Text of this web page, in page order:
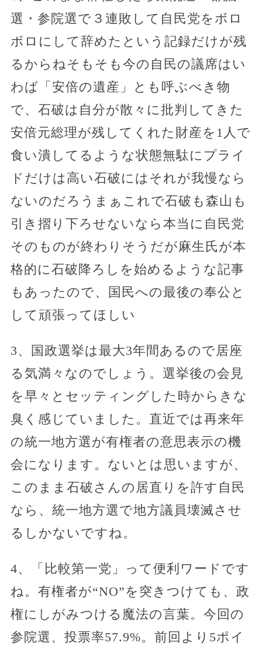
選・参院選で３連敗して自民党をボロ
ボロにして辞めたという記録だけが残
るからねそもそも今の自民の議席はい
わば「安倍の遺産」とも呼ぶべき物
で、石破は自分が散々に批判してきた
安倍元総理が残してくれた財産を1人で
食い潰してるような状態無駄にプライ
ドだけは高い石破にはそれが我慢なら
ないのだろうまぁこれで石破も森山も
引き摺り下ろせないなら本当に自民党
そのものが終わりそうだが麻生氏が本
格的に石破降ろしを始めるような記事
もあったので、国民への最後の奉公と
して頑張ってほしい
3、国政選挙は最大3年間あるので居座
る気満々なのでしょう。選挙後の会見
を早々とセッティングした時からきな
臭く感じていました。直近では再来年
の統一地方選が有権者の意思表示の機
会になります。ないとは思いますが、
このまま石破さんの居直りを許す自民
なら、統一地方選で地方議員壊滅させ
るしかないですね。
4、「比較第一党」って便利ワードです
ね。有権者が“NO”を突きつけても、政
権にしがみつける魔法の言葉。今回の
参院選、投票率57.9%。前回より5ポイ